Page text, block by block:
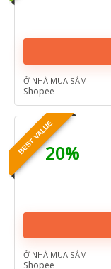
Ở NHÀ MUA SẮM
Shopee
BEST VALUE20%
Ở NHÀ MUA SẮM
Shopee